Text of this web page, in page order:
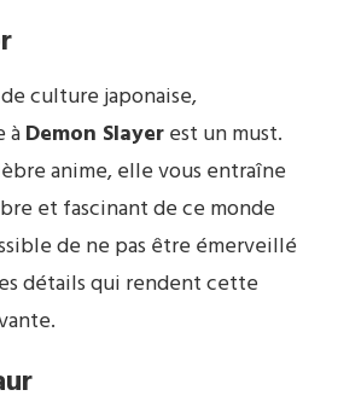
culture japonaise,
àDemon Slayerest un must.
anime, elle vous entraîne
et fascinant de ce monde
de ne pas être émerveillé
détails qui rendent cette